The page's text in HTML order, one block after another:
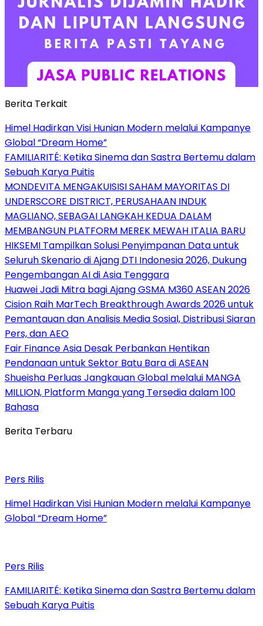
Berita Terkait
Himel Hadirkan Visi Hunian Modern melalui Kampanye
Global “Dream Home”
FAMILIARITÉ: Ketika Sinema dan Sastra Bertemu dalam
Sebuah Karya Puitis
MONDEVITA MENGAKUISISI SAHAM MAYORITAS DI
UNDERSCORE DISTRICT, PERUSAHAAN INDUK
MAGLIANO, SEBAGAI LANGKAH KEDUA DALAM
MEMBANGUN PLATFORM MEREK MEWAH ITALIA BARU
HIKSEMI Tampilkan Solusi Penyimpanan Data untuk
Seluruh Skenario di Ajang DTI Indonesia 2026, Dukung
Pengembangan AI di Asia Tenggara
Huawei Jadi Mitra bagi Ajang GSMA M360 ASEAN 2026
Cision Raih MarTech Breakthrough Awards 2026 untuk
Pemantauan dan Analisis Media Sosial, Distribusi Siaran
Pers, dan AEO
Fair Finance Asia Desak Perbankan Hentikan
Pendanaan untuk Sektor Batu Bara di ASEAN
Shueisha Perluas Jangkauan Global melalui MANGA
MILLION, Platform Manga yang Tersedia dalam 100
Bahasa
Berita Terbaru
Pers Rilis
Himel Hadirkan Visi Hunian Modern melalui Kampanye
Global “Dream Home”
Pers Rilis
FAMILIARITÉ: Ketika Sinema dan Sastra Bertemu dalam
Sebuah Karya Puitis